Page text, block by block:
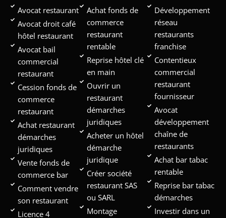
Avocat restaurant
Avocat droit café
hôtel restaurant
Avocat bail
commercial
restaurant
Cession fonds de
commerce
restaurant
Achat restaurant
démarches
juridiques
Vente fonds de
commerce bar
Comment vendre
son restaurant
Licence 4
Achat fonds de
commerce
restaurant
rentable
Reprise hôtel clé
en main
Ouvrir un
restaurant
démarches
juridiques
Acheter un hôtel
démarche
juridique
Créer société
restaurant SAS
ou SARL
Montage
Développement
réseau
restaurants
franchise
Contentieux
commercial
restaurant
fournisseur
Avocat
développement
chaîne de
restaurants
Achat bar tabac
rentable
Reprise bar tabac
démarches
Investir dans un